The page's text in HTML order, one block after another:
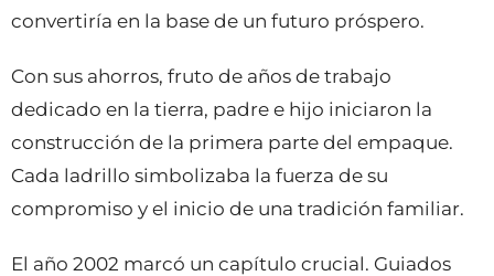
convertiría en la base de un futuro próspero.
Con sus ahorros, fruto de años de trabajo
dedicado en la tierra, padre e hijo iniciaron la
construcción de la primera parte del empaque.
Cada ladrillo simbolizaba la fuerza de su
compromiso y el inicio de una tradición familiar.
El año 2002 marcó un capítulo crucial. Guiados